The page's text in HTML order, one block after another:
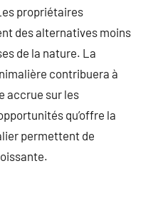
propriétaires
des alternatives moins
de la nature. La
contribuera à
accrue sur les
qu’offre la
permettent de